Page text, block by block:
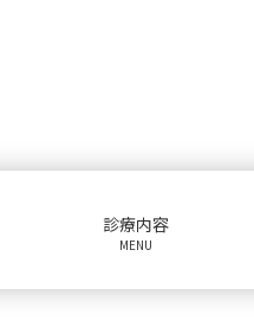
診療内容
MENU